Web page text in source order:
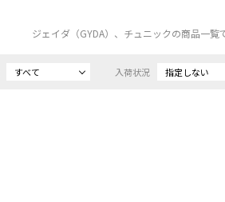
ジェイダ（GYDA）、チュニックの商品一覧
すべて 入荷状況 指定しない